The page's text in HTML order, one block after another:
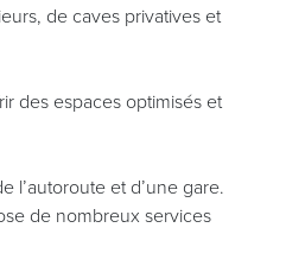
de caves privatives et
des espaces optimisés et
l’autoroute et d’une gare.
de nombreux services